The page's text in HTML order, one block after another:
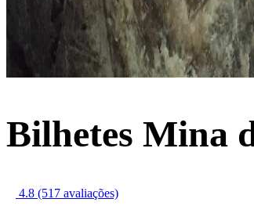
Bilhetes Mina
4.8 (517 avaliações)